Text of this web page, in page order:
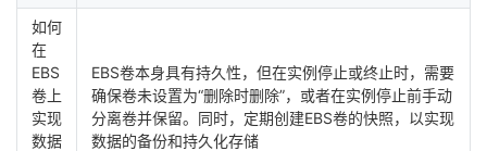
如何
在
EBS
卷上
实现
数据
EBS卷本身具有持久性，但在实例停止或终止时，需要
确保卷未设置为“删除时删除”，或者在实例停止前手动
分离卷并保留。同时，定期创建EBS卷的快照，以实现
数据的备份和持久化存储